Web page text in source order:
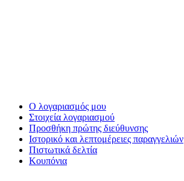
Ο λογαριασμός μου
Στοιχεία λογαριασμού
Προσθήκη πρώτης διεύθυνσης
Ιστορικό και λεπτομέρειες παραγγελιών
Πιστωτικά δελτία
Κουπόνια